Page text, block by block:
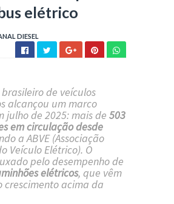
elétrico
DIESEL
de veículos
alcançou um marco
julho de 2025: mais de 503
em circulação desde
a ABVE (Associação
Veículo Elétrico). O
pelo desempenho de
elétricos, que vêm
crescimento acima da